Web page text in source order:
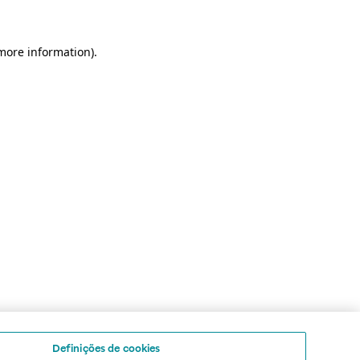
information).
Definições de cookies